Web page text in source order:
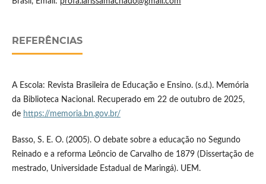
REFERÊNCIAS
A Escola: Revista Brasileira de Educação e Ensino. (s.d.). Memória
da Biblioteca Nacional. Recuperado em 22 de outubro de 2025,
de https://memoria.bn.gov.br/
Basso, S. E. O. (2005). O debate sobre a educação no Segundo
Reinado e a reforma Leôncio de Carvalho de 1879 (Dissertação de
mestrado, Universidade Estadual de Maringá). UEM.